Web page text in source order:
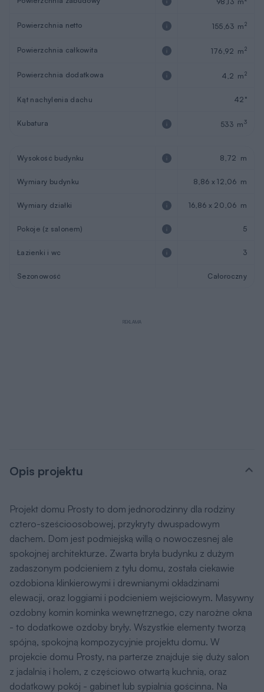
Powierzchnia netto 155,63 m2
Powierzchnia całkowita 176,92 m2
Powierzchnia dodatkowa 4,2 m2
Kąt nachylenia dachu 42°
Kubatura 533 m3
Wysokość budynku 8,72 m
Wymiary budynku 8,86 x 12,06 m
Wymiary działki 16,86 x 20,06 m
Pokoje (z salonem) 5
Łazienki i wc 3
Sezonowość Całoroczny
REKLAMA
Opis projektu
Projekt domu Prosty to dom jednorodzinny dla rodziny
cztero-sześcioosobowej, przykryty dwuspadowym
dachem. Dom jest podmiejską willą o nowoczesnej ale
spokojnej architekturze. Zwarta bryła budynku z dużym
zadaszonym podcieniem z tyłu domu, została ciekawie
ozdobiona klinkierowymi i drewnianymi okładzinami
elewacji, oraz loggiami i podcieniem wejściowym. Masywny
ozdobny komin kominka wewnętrznego, czy narożne okna
- to dodatkowe ozdoby bryły. Wszystkie elementy tworzą
spójną, spokojną kompozycyjnie projektu domu. W
projekcie domu Prosty, na parterze znajduje się duży salon
z jadalnią i holem, z częściowo otwartą kuchnią, oraz
dodatkowy pokój - gabinet lub sypialnią gościnna. Na